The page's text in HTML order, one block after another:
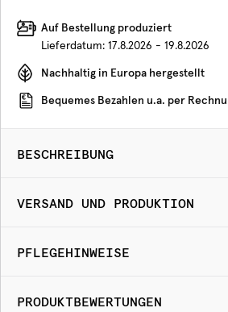
Auf Bestellung produziert
Lieferdatum: 17.8.2026 - 19.8.2026
Nachhaltig in Europa hergestellt
Bequemes Bezahlen u.a. per
BESCHREIBUNG
VERSAND UND PRODUKTION
PFLEGEHINWEISE
PRODUKTBEWERTUNGEN